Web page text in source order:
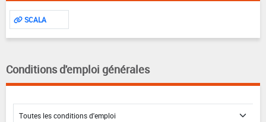
SCALA
Conditions d'emploi générales